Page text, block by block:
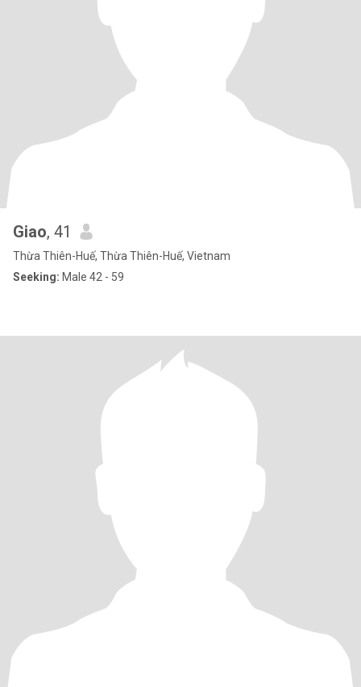
Giao, 41
Thừa Thiên-Huế, Thừa Thiên-Huế, Vietnam
Seeking: Male 42 - 59